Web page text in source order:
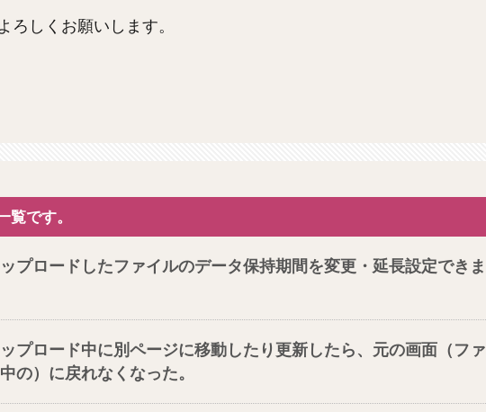
ろしくお願いします。
覧です。
プロードしたファイルのデータ保持期間を変更・延長設定できま
プロード中に別ページに移動したり更新したら、元の画面（ファ
の）に戻れなくなった。